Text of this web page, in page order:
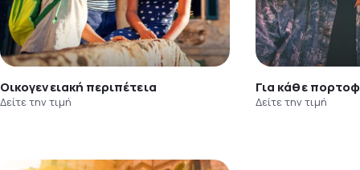
Οικογενειακή περιπέτεια
Δείτε την τιμή
Για κάθε
Δείτε την τιμή